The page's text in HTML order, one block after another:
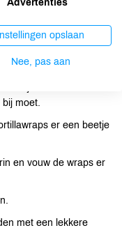
en als het allemaal
moet.
er een beetje
en vouw de wraps er
met een lekkere
Advertenties
Instellingen opslaan
Nee, pas aan